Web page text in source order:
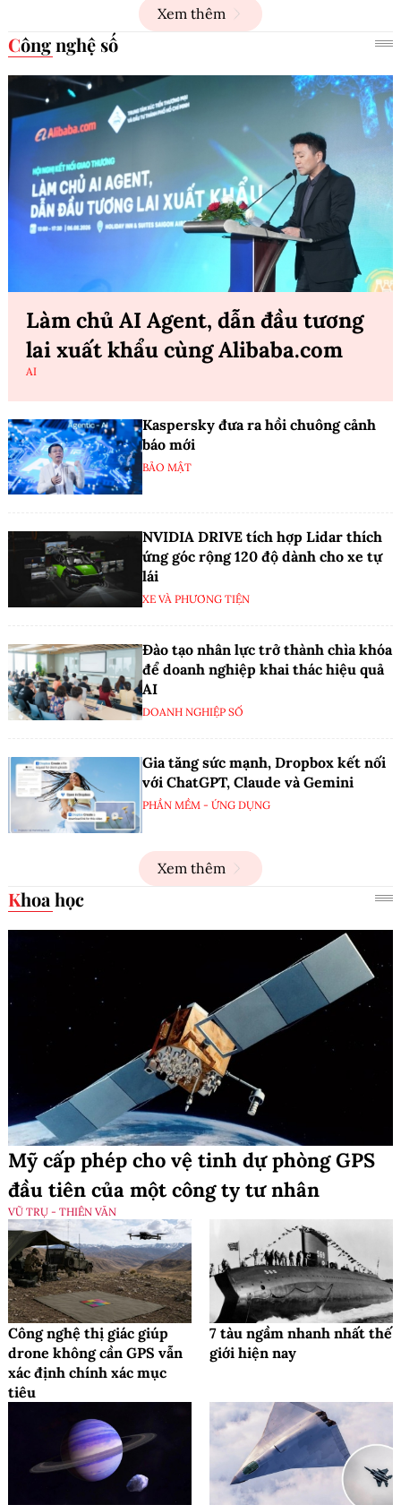
Xem thêm
Công nghệ số
Làm chủ AI Agent, dẫn đầu tương
lai xuất khẩu cùng Alibaba.com
AI
Kaspersky đưa ra hồi chuông cảnh
báo mới
BẢO MẬT
NVIDIA DRIVE tích hợp Lidar thích
ứng góc rộng 120 độ dành cho xe tự
lái
XE VÀ PHƯƠNG TIỆN
Đào tạo nhân lực trở thành chìa khóa
để doanh nghiệp khai thác hiệu quả
AI
DOANH NGHIỆP SỐ
Gia tăng sức mạnh, Dropbox kết nối
với ChatGPT, Claude và Gemini
PHẦN MỀM - ỨNG DỤNG
Xem thêm
Khoa học
Mỹ cấp phép cho vệ tinh dự phòng GPS
đầu tiên của một công ty tư nhân
VŨ TRỤ - THIÊN VĂN
Công nghệ thị giác giúp
drone không cần GPS vẫn
xác định chính xác mục
tiêu
7 tàu ngầm nhanh nhất thế
giới hiện nay